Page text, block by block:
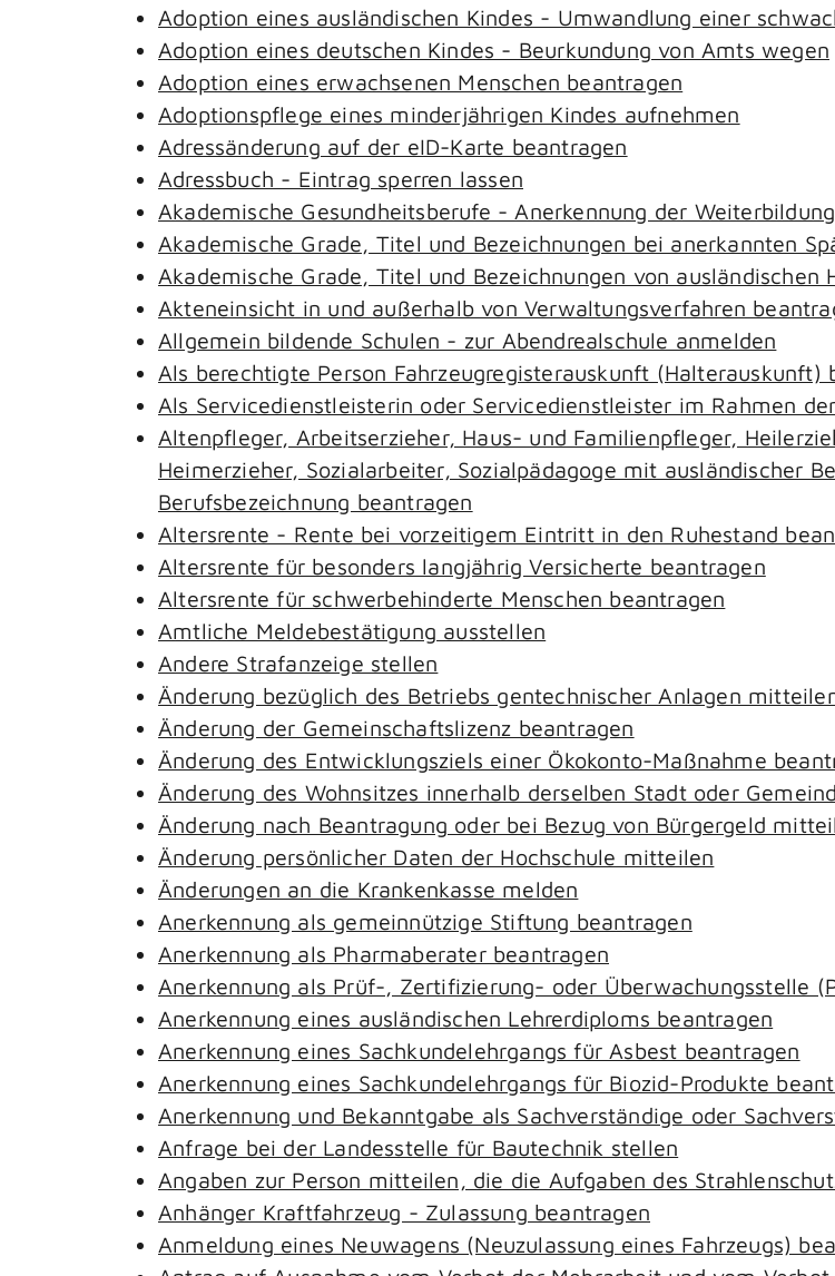
Adoption eines ausländischen Kindes - Umwandlung einer
Adoption eines deutschen Kindes - Beurkundung von Amts wegen
Adoption eines erwachsenen Menschen beantragen
Adoptionspflege eines minderjährigen Kindes aufnehmen
Adressänderung auf der eID-Karte beantragen
Adressbuch - Eintrag sperren lassen
Akademische Gesundheitsberufe - Anerkennung der
Akademische Grade, Titel und Bezeichnungen bei anerkannten
Akademische Grade, Titel und Bezeichnungen von ausländischen
Akteneinsicht in und außerhalb von Verwaltungsverfahren
Allgemein bildende Schulen - zur Abendrealschule anmelden
Als berechtigte Person Fahrzeugregisterauskunft (Halterauskunft)
Als Servicedienstleisterin oder Servicedienstleister im Rahmen
Altenpfleger, Arbeitserzieher, Haus- und Familienpfleger,
Heimerzieher, Sozialarbeiter, Sozialpädagoge mit ausländischer
Berufsbezeichnung beantragen
Altersrente - Rente bei vorzeitigem Eintritt in den Ruhestand
Altersrente für besonders langjährig Versicherte beantragen
Altersrente für schwerbehinderte Menschen beantragen
Amtliche Meldebestätigung ausstellen
Andere Strafanzeige stellen
Änderung bezüglich des Betriebs gentechnischer Anlagen
Änderung der Gemeinschaftslizenz beantragen
Änderung des Entwicklungsziels einer Ökokonto-Maßnahme
Änderung des Wohnsitzes innerhalb derselben Stadt oder
Änderung nach Beantragung oder bei Bezug von Bürgergeld
Änderung persönlicher Daten der Hochschule mitteilen
Änderungen an die Krankenkasse melden
Anerkennung als gemeinnützige Stiftung beantragen
Anerkennung als Pharmaberater beantragen
Anerkennung als Prüf-, Zertifizierung- oder Überwachungsstelle
Anerkennung eines ausländischen Lehrerdiploms beantragen
Anerkennung eines Sachkundelehrgangs für Asbest beantragen
Anerkennung eines Sachkundelehrgangs für Biozid-Produkte
Anerkennung und Bekanntgabe als Sachverständige oder
Anfrage bei der Landesstelle für Bautechnik stellen
Angaben zur Person mitteilen, die die Aufgaben des
Anhänger Kraftfahrzeug - Zulassung beantragen
Anmeldung eines Neuwagens (Neuzulassung eines Fahrzeugs)